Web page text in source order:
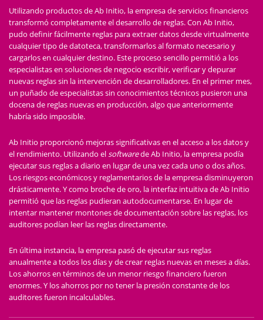
Utilizando productos de Ab Initio, la empresa de servicios financieros
transformó completamente el desarrollo de reglas. Con Ab Initio,
pudo definir fácilmente reglas para extraer datos desde virtualmente
cualquier tipo de datoteca, transformarlos al formato necesario y
cargarlos en cualquier destino. Este proceso sencillo permitió a los
especialistas en soluciones de negocio escribir, verificar y depurar
nuevas reglas sin la intervención de desarrolladores. En el primer mes,
un puñado de especialistas sin conocimientos técnicos pusieron una
docena de reglas nuevas en producción, algo que anteriormente
habría sido imposible.
Ab Initio proporcionó mejoras significativas en el acceso a los datos y
el rendimiento. Utilizando elsoftwarede Ab Initio, la empresa podía
ejecutar sus reglas a diario en lugar de una vez cada uno o dos años.
Los riesgos económicos y reglamentarios de la empresa disminuyeron
drásticamente. Y como broche de oro, la interfaz intuitiva de Ab Initio
permitió que las reglas pudieran autodocumentarse. En lugar de
intentar mantener montones de documentación sobre las reglas, los
auditores podían leer las reglas directamente.
En última instancia, la empresa pasó de ejecutar sus reglas
anualmente a todos los días y de crear reglas nuevas en meses a días.
Los ahorros en términos de un menor riesgo financiero fueron
enormes. Y los ahorros por no tener la presión constante de los
auditores fueron incalculables.